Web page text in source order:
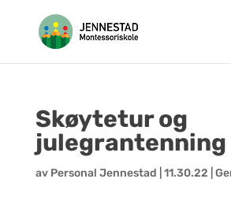
Skøytetur og
julegrantenning
av Personal Jennestad 11.30.22